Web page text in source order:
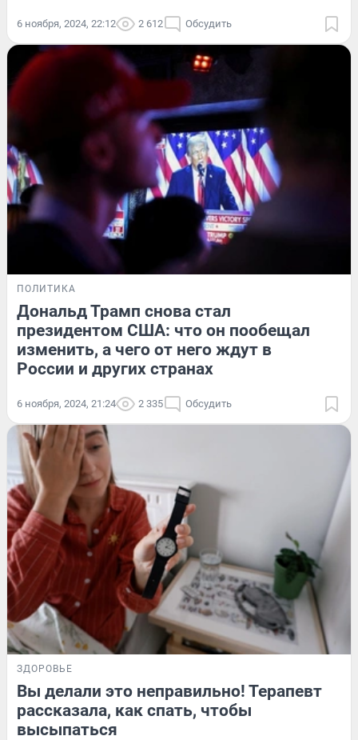
6 ноября, 2024, 22:12 2 612 Обсудить
ПОЛИТИКА
Дональд Трамп снова стал
президентом США: что он пообещал
изменить, а чего от него ждут в
России и других странах
6 ноября, 2024, 21:24 2 335 Обсудить
ЗДОРОВЬЕ
Вы делали это неправильно! Терапевт
рассказала, как спать, чтобы
высыпаться